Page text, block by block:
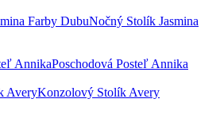
Nočný Stolík Jasmina
Poschodová Posteľ Annika
Konzolový Stolík Avery